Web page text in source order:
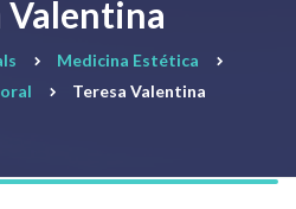
Valentina
Medicina Estética
Teresa Valentina